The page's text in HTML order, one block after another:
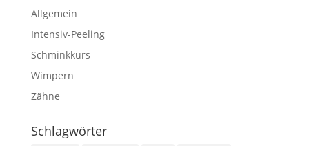
Allgemein
Intensiv-Peeling
Schminkkurs
Wimpern
Zähne
Schlagwörter